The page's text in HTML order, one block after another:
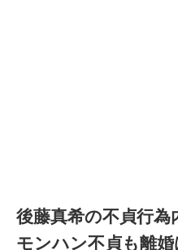
後藤真希の不貞行
モンハン不貞も離